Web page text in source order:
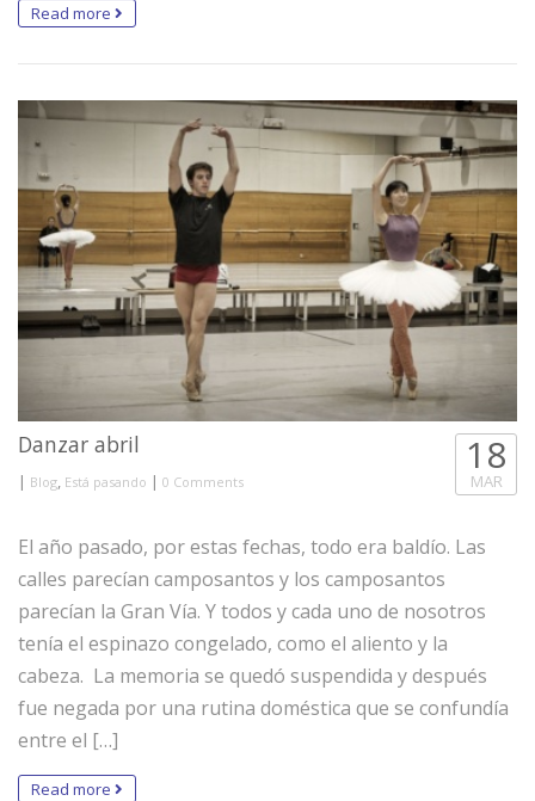
Read more
Danzar abril
| Blog, Está pasando | 0 Comments
18
MAR
El año pasado, por estas fechas, todo era baldío. Las
calles parecían camposantos y los camposantos
parecían la Gran Vía. Y todos y cada uno de nosotros
tenía el espinazo congelado, como el aliento y la
cabeza. La memoria se quedó suspendida y después
fue negada por una rutina doméstica que se confundía
entre el […]
Read more